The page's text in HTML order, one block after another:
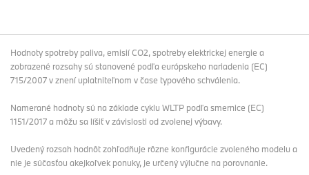
Hodnoty spotreby paliva, emisií CO2, spotreby elektrickej energie a
zobrazené rozsahy sú stanovené podľa európskeho nariadenia (EC)
715/2007 v znení uplatniteľnom v čase typového schválenia.
Namerané hodnoty sú na základe cyklu WLTP podľa smernice (EC)
1151/2017 a môžu sa líšiť v závislosti od zvolenej výbavy.
Uvedený rozsah hodnôt zohľadňuje rôzne konfigurácie zvoleného modelu a
nie je súčasťou akejkoľvek ponuky, je určený výlučne na porovnanie.